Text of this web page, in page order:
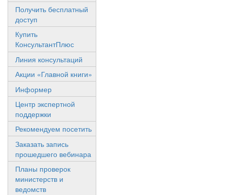
Получить бесплатный
доступ
Купить
КонсультантПлюс
Линия консультаций
Акции «Главной книги»
Информер
Центр экспертной
поддержки
Рекомендуем посетить
Заказать запись
прошедшего вебинара
Планы проверок
министерств и
ведомств